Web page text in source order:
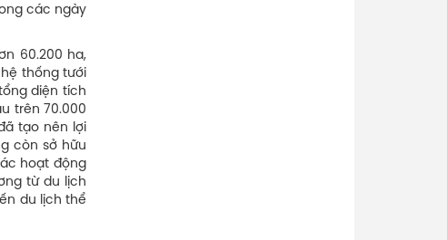
các ngày
60.200 ha,
thống tưới
diện tích
trên 70.000
tạo nên lợi
còn sở hữu
hoạt động
từ du lịch
du lịch thể